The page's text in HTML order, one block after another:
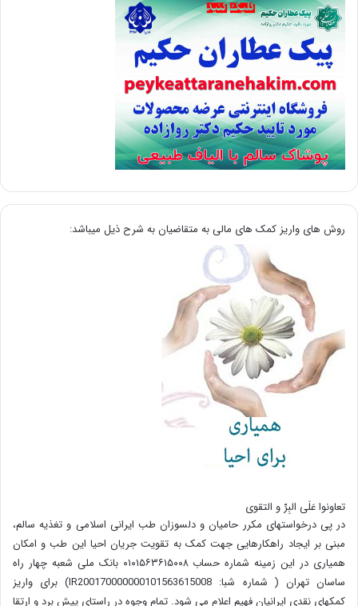
روش های واریز کمک های مالی به متقاضیان به شرح ذیل میباشد:
تعاونوا عَلَی البِرِّ و التقوی
در پی درخواستهای مکرر حامیان و دلسوزان طب ایرانی اسلامی و تغذیه سالم،
مبنی بر ایجاد راهکارهایی جهت کمک به تقویت جریان احیا این طب و امکان
همیاری در این زمینه شماره حساب ۰۱۰۱۵۶۳۶۱۵۰۰۸ بانک ملی شعبه چهار راه
ساسان تهران ( شماره شبا: IR200170000000101563615008) برای واریز
کمکهای نقدی ایرانیان فهیم اعلام می شود. تمام وجوه در راستای پیش برد و ارتقا